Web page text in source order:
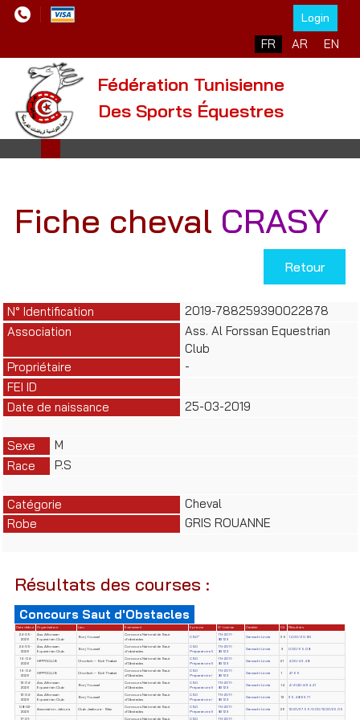
Login
Sélectionnez votre
FR AR EN
Fédération Tunisienne
Des Sports Équestres
Fiche cheval CRASY
Retour
N° Identification
2019-788259390022878
Association
Ass. Al Forssan Equestrian
Club
Propriétaire
-
FEI ID
Date de naissance
25-03-2019
Sexe
M
Race
P.S
Catégorie
Cheval
Robe
GRIS ROUANNE
Résultats des courses :
Concours Saut d'Obstacles
Date début Organisateur Lieu Evènement Epreuve N° License Cavalier Clt
Résultats
24-05-
2026
Ass. Alforssan
Equestrian Club
Borj Youssef
Concours National de Saut
d'obstacles
CSO*
TN-2011-
83129
Garmachi Linda 36 14.00/60.85
24-05-
2026
Ass. Alforssan
Equestrian Club
Borj Youssef
Concours National de Saut
d'obstacles
CSO
Préparatoire II
TN-2011-
83129
Garmachi Linda 9 0.00/65.08
19-04-
2026
HIPPOCLUB Chorfech – Sidi Thabet
Concours National de Saut
d'Obstacles
CSO
Préparatoire II
TN-2011-
83129
Garmachi Linda 21 4.00/49.48
19-04-
2026
HIPPOCLUB Chorfech – Sidi Thabet
Concours National de Saut
d'Obstacles
CSO
Préparatoire I
TN-2011-
83129
Garmachi Linda 1 47.65
12-04-
2026
Ass. Alforssan
Equestrian Club
Borj Youssef
Concours National de Saut
d'Obstacles
CSO
Préparatoire II
TN-2011-
83129
Garmachi Linda 14 4/41.22/4/34.41
12-04-
2026
Ass. Alforssan
Equestrian Club
Borj Youssef
Concours National de Saut
d'Obstacles
CSO
Préparatoire I
TN-2011-
83129
Garmachi Linda 13 35.48/29.71
08-02-
2026
Association Jafoura Club Jaafoura - Sfax
Concours National de Saut
d'Obstacles
CSO
Préparatoire II
TN-2011-
83129
Garmachi Linda 26 12.00/37.56/0.00/12.00/25.05
17-01-
Concours National de Saut
CSO
TN-2011-